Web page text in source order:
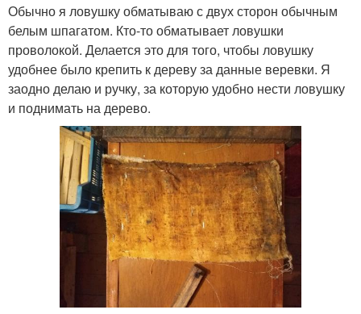
Обычно я ловушку обматываю с двух сторон обычным
белым шпагатом. Кто-то обматывает ловушки
проволокой. Делается это для того, чтобы ловушку
удобнее было крепить к дереву за данные веревки. Я
заодно делаю и ручку, за которую удобно нести ловушку
и поднимать на дерево.